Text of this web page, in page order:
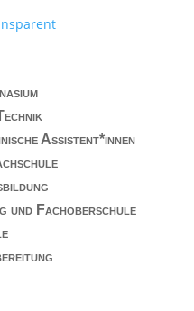
Assistent*innen
und Fachoberschule